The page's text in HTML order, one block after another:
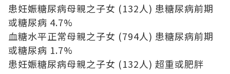
患妊娠糖尿病母親之子女 (132人) 患糖尿病前期
或糖尿病 4.7%
血糖水平正常母親之子女 (794人) 患糖尿病前期
或糖尿病 1.7%
患妊娠糖尿病母親之子女 (132人) 超重或肥胖